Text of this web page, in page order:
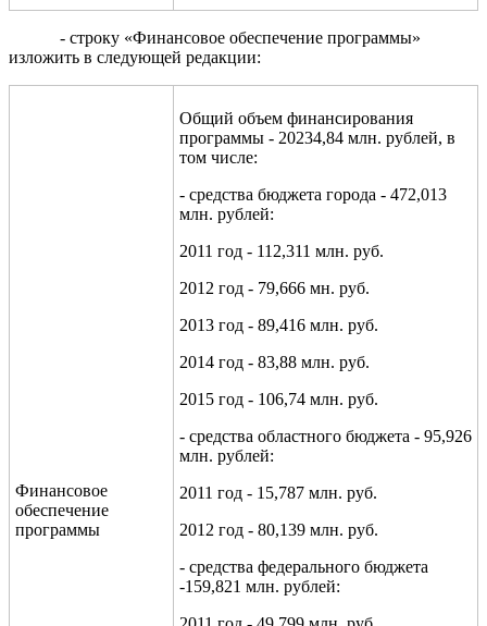
- строку «Финансовое обеспечение программы»
изложить в следующей редакции:
Финансовое
обеспечение
программы
Общий объем финансирования
программы - 20234,84 млн. рублей, в
том числе:
- средства бюджета города - 472,013
млн. рублей:
2011 год - 112,311 млн. руб.
2012 год - 79,666 мн. руб.
2013 год - 89,416 млн. руб.
2014 год - 83,88 млн. руб.
2015 год - 106,74 млн. руб.
- средства областного бюджета - 95,926
млн. рублей:
2011 год - 15,787 млн. руб.
2012 год - 80,139 млн. руб.
- средства федерального бюджета
-159,821 млн. рублей: